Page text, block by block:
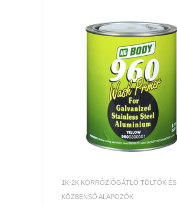
1K-2K KORRÓZIÓGÁTLÓ TÖLTŐK ÉS
KÖZBENSŐ ALAPOZÓK